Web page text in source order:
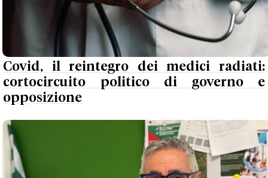
Covid, il reintegro dei medici radiati:
cortocircuito politico di governo e
opposizione